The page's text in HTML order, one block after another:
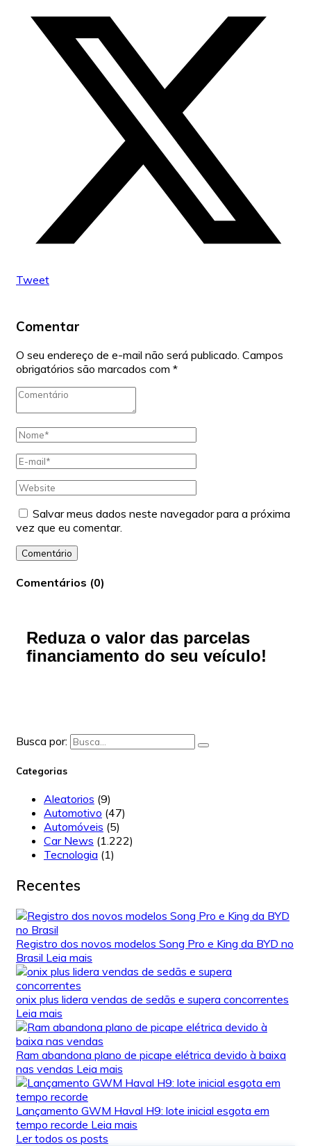
Tweet
Comentar
O seu endereço de e-mail não será publicado. Campos
obrigatórios são marcados com *
Salvar meus dados neste navegador para a próxima
vez que eu comentar.
Comentário
Comentários (0)
Reduza o valor das parcelas
financiamento do seu veículo!
Busca por:
Categorias
Aleatorios (9)
Automotivo (47)
Automóveis (5)
Car News (1.222)
Tecnologia (1)
Recentes
Registro dos novos modelos Song Pro e King da BYD no
Brasil Leia mais
onix plus lidera vendas de sedãs e supera concorrentes
Leia mais
Ram abandona plano de picape elétrica devido à baixa
nas vendas Leia mais
Lançamento GWM Haval H9: lote inicial esgota em
tempo recorde Leia mais
Ler todos os posts